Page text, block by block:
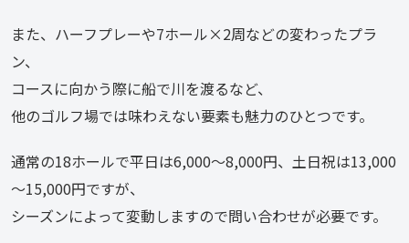
また、ハーフプレーや7ホール×2周などの変わったプラ
ン、
コースに向かう際に船で川を渡るなど、
他のゴルフ場では味わえない要素も魅力のひとつです。
通常の18ホールで平日は6,000～8,000円、土日祝は13,000
～15,000円ですが、
シーズンによって変動しますので問い合わせが必要です。